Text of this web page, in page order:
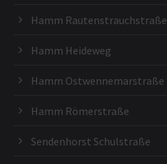
Hamm Rautenstrauchstraße
Hamm Heideweg
Hamm Ostwennemarstraße
Hamm Römerstraße
Sendenhorst Schulstraße